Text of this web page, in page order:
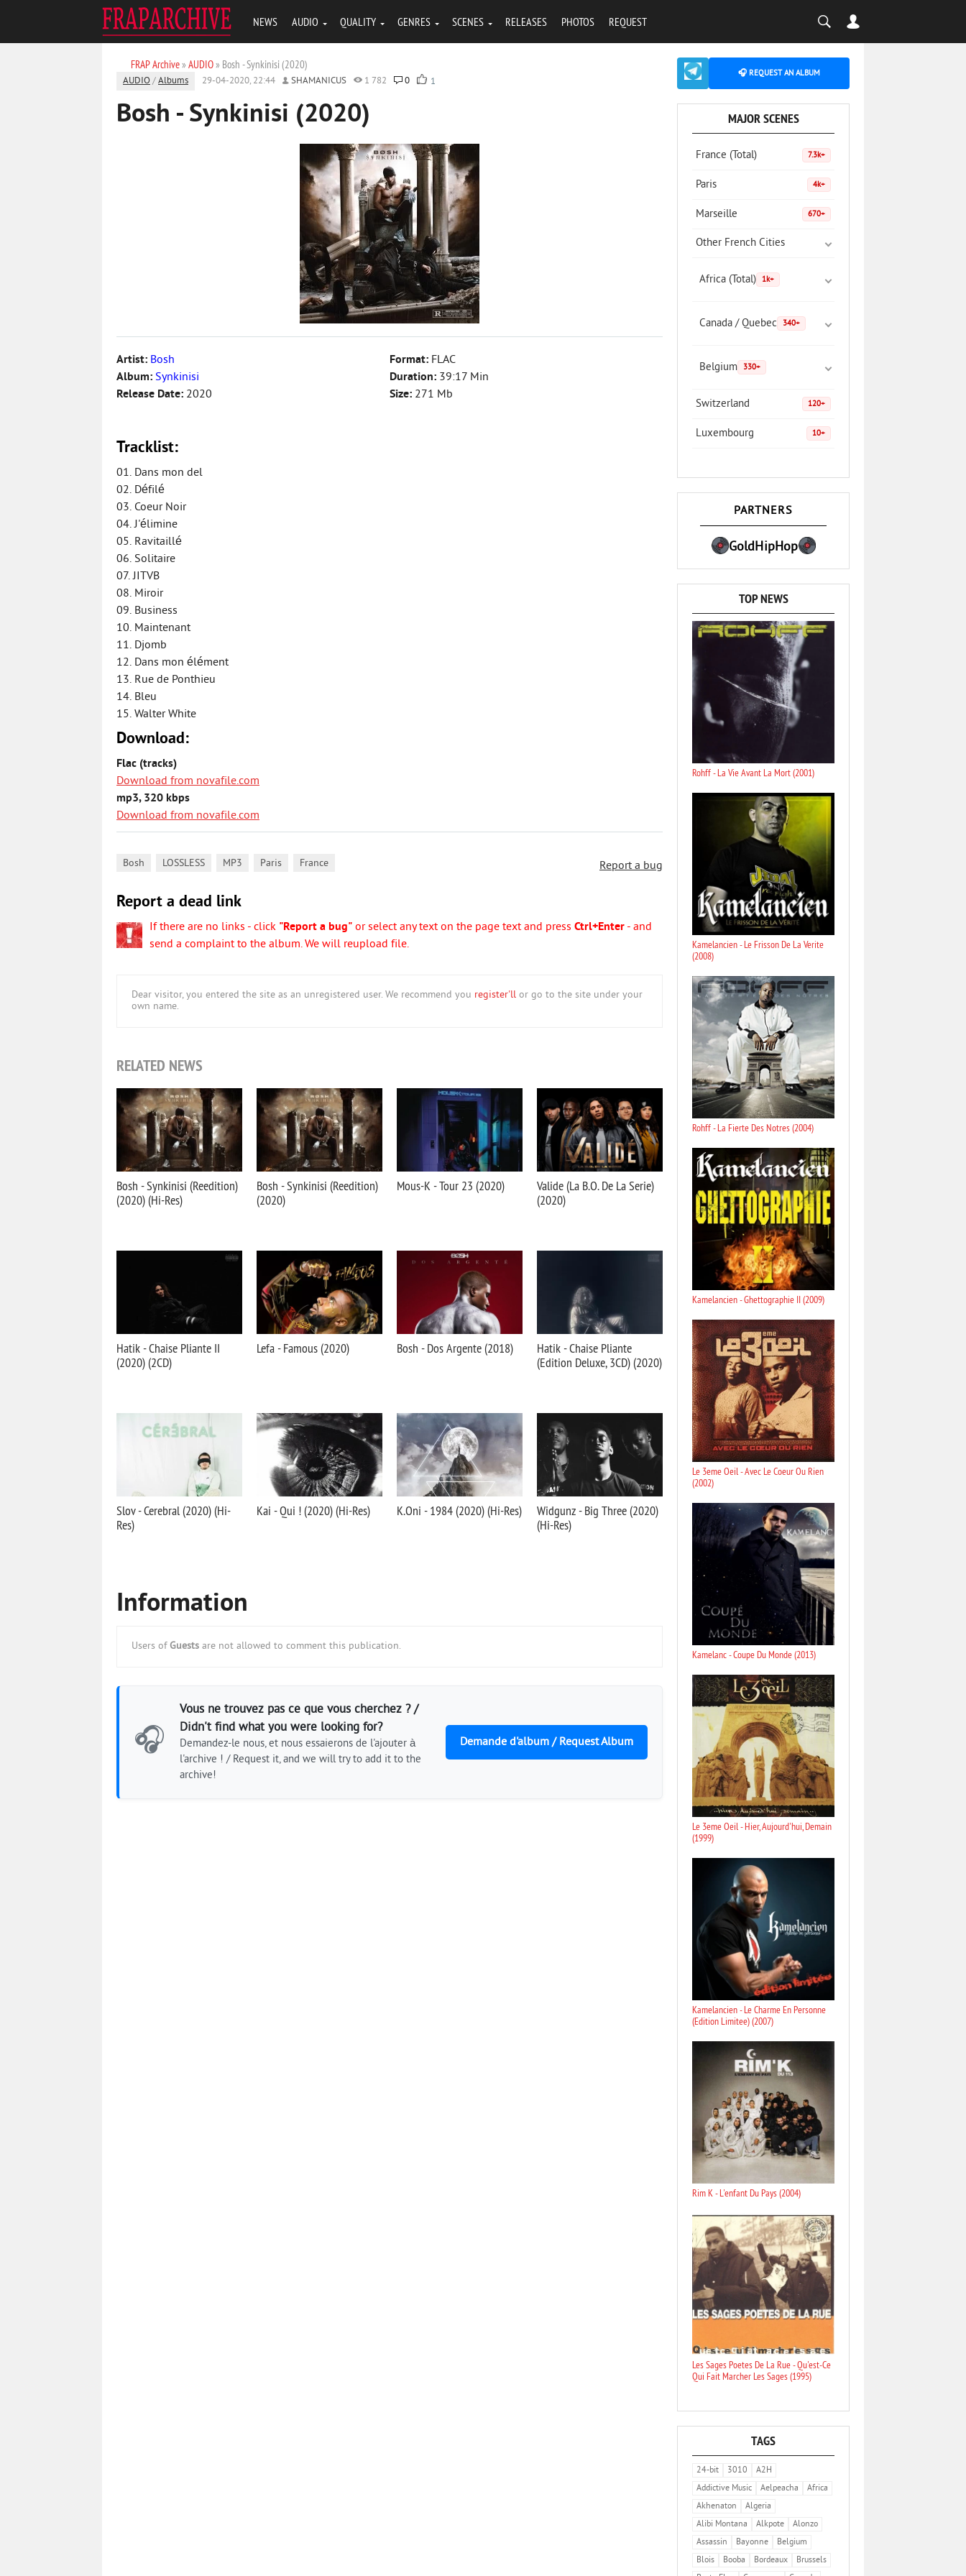
NEWS AUDIO QUALITY GENRES SCENES RELEASES PHOTOS REQUEST
FRAP Archive» AUDIO» Bosh - Synkinisi (2020)
AUDIO /Albums 29-04-2020, 22:44 SHAMANICUS 1 782 0 1
Bosh - Synkinisi (2020)
Artist: Bosh
Album: Synkinisi
Release Date: 2020
Format: FLAC
Duration: 39:17 Min
Size: 271 Mb
Tracklist:
01. Dans mon del
02. Défilé
03. Coeur Noir
04. J'élimine
05. Ravitaillé
06. Solitaire
07. JITVB
08. Miroir
09. Business
10. Maintenant
11. Djomb
12. Dans mon élément
13. Rue de Ponthieu
14. Bleu
15. Walter White
Download:
Flac (tracks)
Download from novafile.com
mp3, 320 kbps
Download from novafile.com
Report a bug
Bosh LOSSLESS MP3 Paris France
Report a dead link
If there are no links - click "Report a bug" or select any text on the page text and press Ctrl+Enter - and
send a complaint to the album. We will reupload file.
Dear visitor, you entered the site as an unregistered user. We recommend you register'll or go to the site under your
own name.
RELATED NEWS
Bosh - Synkinisi (Reedition)
(2020) (Hi-Res)
Bosh - Synkinisi (Reedition)
(2020)
Mous-K - Tour 23 (2020)
Valide (La B.O. De La Serie)
(2020)
Hatik - Chaise Pliante II
(2020) (2CD)
Lefa - Famous (2020) Bosh - Dos Argente (2018)
Hatik - Chaise Pliante
(Edition Deluxe, 3CD) (2020)
Slov - Cerebral (2020) (Hi-
Res)
Kai - Qui ! (2020) (Hi-Res) K.Oni - 1984 (2020) (Hi-Res)
Widgunz - Big Three (2020)
(Hi-Res)
Information
Users of Guests are not allowed to comment this publication.
🎧
Vous ne trouvez pas ce que vous cherchez ? /
Didn't find what you were looking for?
Demandez-le nous, et nous essaierons de l'ajouter à
l'archive ! / Request it, and we will try to add it to the
archive!
Demande d'album / Request Album
🎧 REQUEST AN ALBUM
MAJOR SCENES
France (Total) 7.3k+
Paris 4k+
Marseille 670+
Other French Cities
Africa (Total) 1k+
Canada / Quebec 340+
Belgium 330+
Switzerland 120+
Luxembourg 10+
PARTNERS
GoldHipHop
TOP NEWS
Rohff - La Vie Avant La Mort (2001)
Kamelancien - Le Frisson De La Verite
(2008)
Rohff - La Fierte Des Notres (2004)
Kamelancien - Ghettographie II (2009)
Le 3eme Oeil - Avec Le Coeur Ou Rien
(2002)
Kamelanc - Coupe Du Monde (2013)
Le 3eme Oeil - Hier, Aujourd'hui, Demain
(1999)
Kamelancien - Le Charme En Personne
(Edition Limitee) (2007)
Rim K - L'enfant Du Pays (2004)
Les Sages Poetes De La Rue - Qu'est-Ce
Qui Fait Marcher Les Sages (1995)
TAGS
24-bit 3010
A2H
Addictive Music
Aelpeacha
Africa
Akhenaton
Algeria
Alibi Montana
Alkpote
Alonzo
Assassin
Bayonne
Belgium
Blois
Booba Bordeaux
Brussels